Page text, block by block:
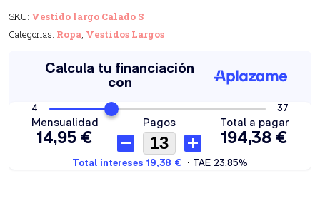
SKU: Vestido largo Calado S
Categorías: Ropa, Vestidos Largos